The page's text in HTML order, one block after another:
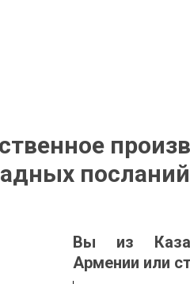
Вы из
Армении или